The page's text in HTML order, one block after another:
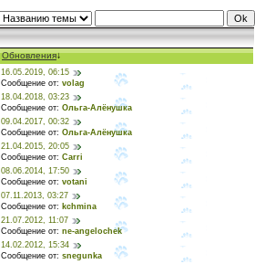
Обновления↓
16.05.2019, 06:15
Сообщение от: volag
18.04.2018, 03:23
Сообщение от: Ольга-Алёнушка
09.04.2017, 00:32
Сообщение от: Ольга-Алёнушка
21.04.2015, 20:05
Сообщение от: Carri
08.06.2014, 17:50
Сообщение от: votani
07.11.2013, 03:27
Сообщение от: kchmina
21.07.2012, 11:07
Сообщение от: ne-angelochek
14.02.2012, 15:34
Сообщение от: snegunka